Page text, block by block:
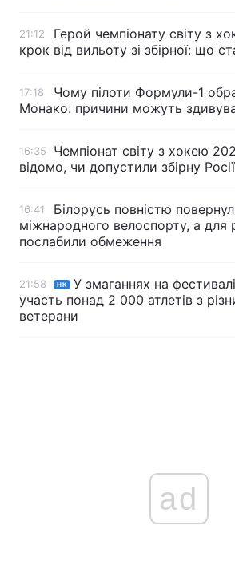
21:12
Герой чемпіонату світу з
крок від вильоту зі збірної: що
17:18
Чому пілоти Формули-1
Монако: причини можуть
16:35
Чемпіонат світу з хокею
відомо, чи допустили збірну Росії
16:41
Білорусь повністю
міжнародного велоспорту, а для
послабили обмеження
21:58 НК
У змаганнях на
участь понад 2 000 атлетів з
ветерани
ad